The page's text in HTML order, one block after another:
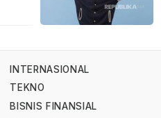
INTERNASIONAL
TEKNO
BISNIS FINANSIAL